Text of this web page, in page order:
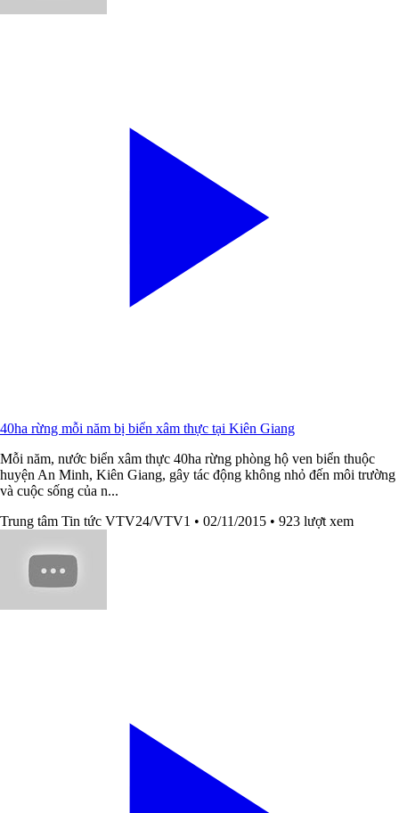
40ha rừng mỗi năm bị biển xâm thực tại Kiên Giang
Mỗi năm, nước biển xâm thực 40ha rừng phòng hộ ven biển thuộc
huyện An Minh, Kiên Giang, gây tác động không nhỏ đến môi trường
và cuộc sống của n...
Trung tâm Tin tức VTV24/VTV1 • 02/11/2015 • 923 lượt xem